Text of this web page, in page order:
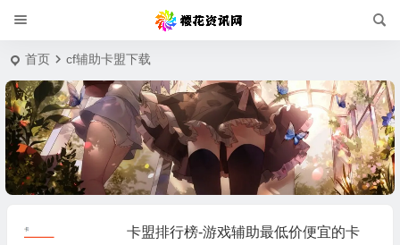
首页 cf辅助卡盟下载
卡盟排行榜-游戏辅助最低价便宜的卡